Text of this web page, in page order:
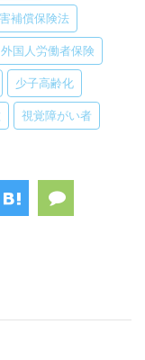
補償保険法
外国人労働者保険
少子高齢化
視覚障がい者